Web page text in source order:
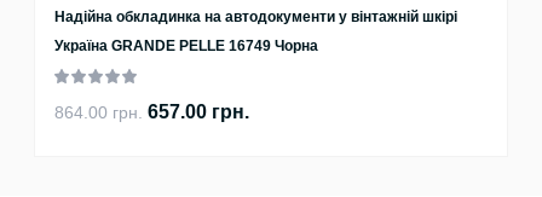
Надійна обкладинка на автодокументи у вінтажній шкірі
Україна GRANDE PELLE 16749 Чорна
864.00 грн. 657.00 грн.